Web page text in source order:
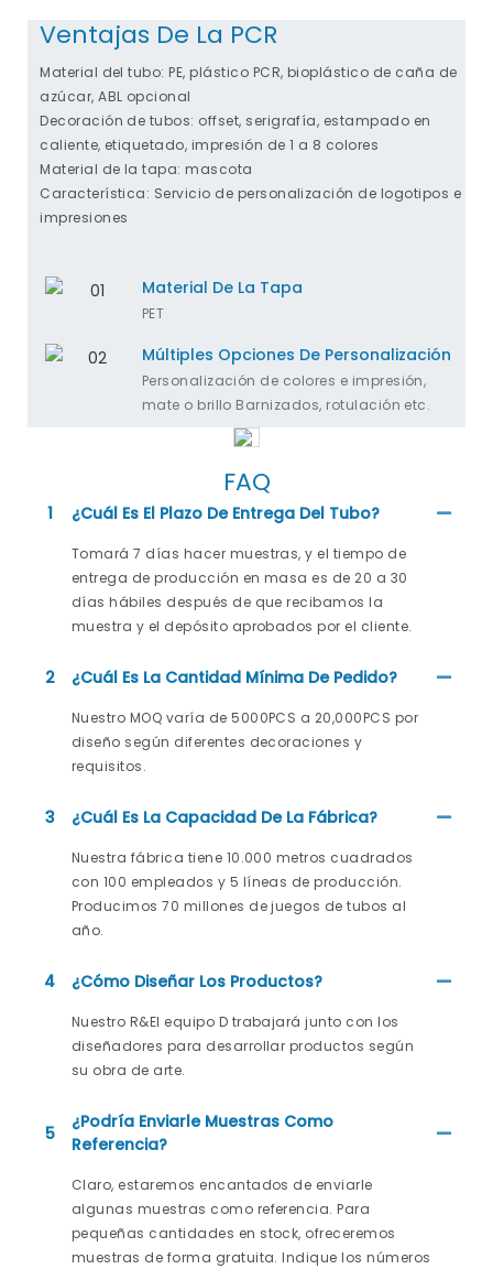
Ventajas De La PCR
Material del tubo: PE, plástico PCR, bioplástico de caña de
azúcar, ABL opcional
Decoración de tubos: offset, serigrafía, estampado en
caliente, etiquetado, impresión de 1 a 8 colores
Material de la tapa: mascota
Característica: Servicio de personalización de logotipos e
impresiones
Material De La Tapa
PET
Múltiples Opciones De Personalización
Personalización de colores e impresión,
mate o brillo Barnizados, rotulación etc.
FAQ
1 ¿Cuál Es El Plazo De Entrega Del Tubo?
Tomará 7 días hacer muestras, y el tiempo de
entrega de producción en masa es de 20 a 30
días hábiles después de que recibamos la
muestra y el depósito aprobados por el cliente.
2 ¿Cuál Es La Cantidad Mínima De Pedido?
Nuestro MOQ varía de 5000PCS a 20,000PCS por
diseño según diferentes decoraciones y
requisitos.
3 ¿Cuál Es La Capacidad De La Fábrica?
Nuestra fábrica tiene 10.000 metros cuadrados
con 100 empleados y 5 líneas de producción.
Producimos 70 millones de juegos de tubos al
año.
4 ¿Cómo Diseñar Los Productos?
Nuestro R&El equipo D trabajará junto con los
diseñadores para desarrollar productos según
su obra de arte.
5
¿Podría Enviarle Muestras Como
Referencia?
Claro, estaremos encantados de enviarle
algunas muestras como referencia. Para
pequeñas cantidades en stock, ofreceremos
muestras de forma gratuita. Indique los números